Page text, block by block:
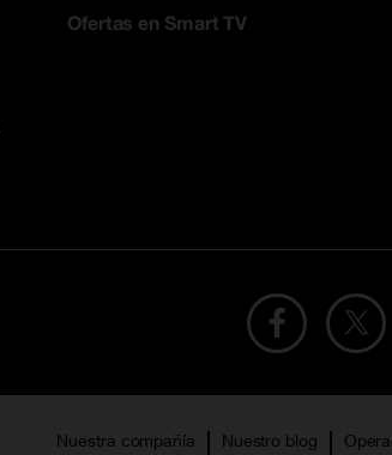
Ofertas en Smart TV
Nuestra compañía Nuestro blog